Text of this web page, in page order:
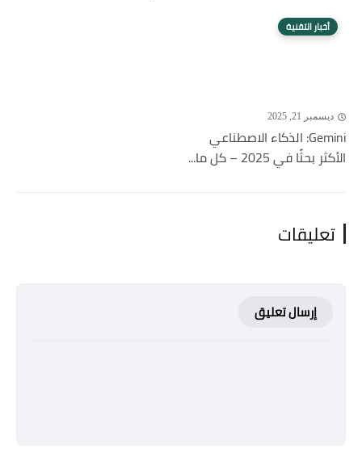
أخبار التقنية
ديسمبر 21, 2025
Gemini: الذكاء الاصطناعي
الأكثر بحثًا في 2025 – كل ما...
تعليقات
إرسال تعليق